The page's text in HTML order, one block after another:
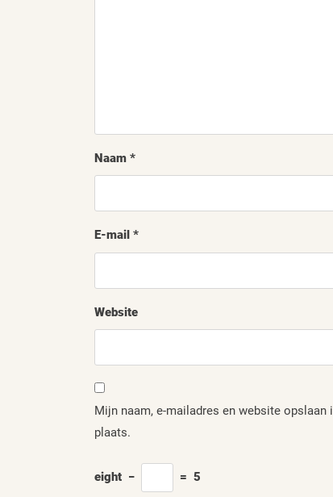
Naam *
E-mail *
Website
Mijn naam, e-mailadres en website
plaats.
eight − = 5